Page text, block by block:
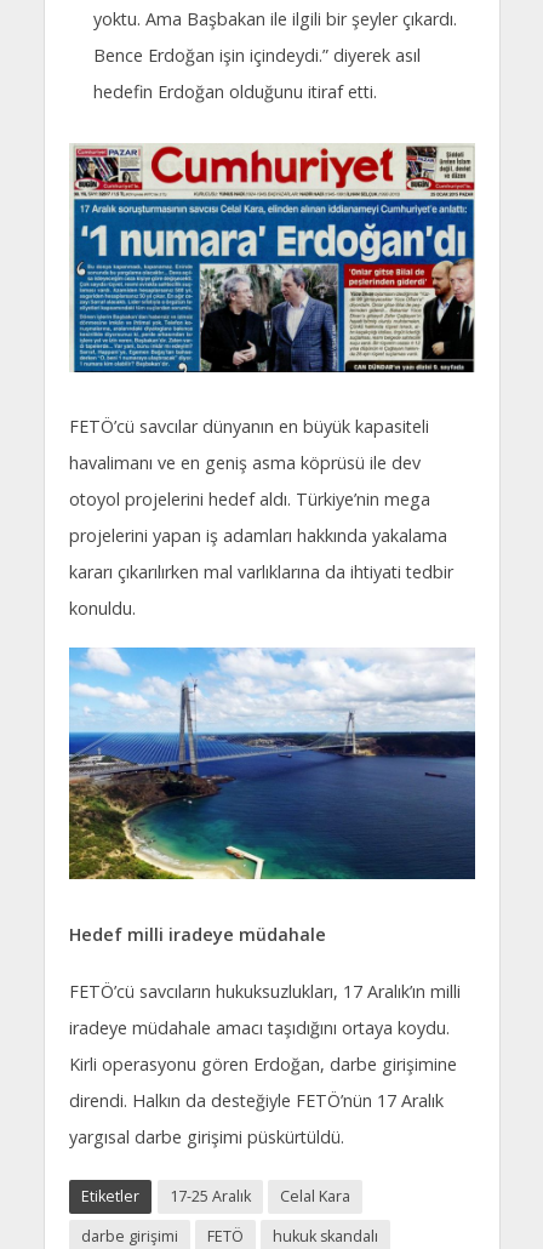
yoktu. Ama Başbakan ile ilgili bir şeyler çıkardı.
Bence Erdoğan işin içindeydi.” diyerek asıl
hedefin Erdoğan olduğunu itiraf etti.
FETÖ’cü savcılar dünyanın en büyük kapasiteli
havalimanı ve en geniş asma köprüsü ile dev
otoyol projelerini hedef aldı. Türkiye’nin mega
projelerini yapan iş adamları hakkında yakalama
kararı çıkarılırken mal varlıklarına da ihtiyati tedbir
konuldu.
Hedef milli iradeye müdahale
FETÖ’cü savcıların hukuksuzlukları, 17 Aralık’ın milli
iradeye müdahale amacı taşıdığını ortaya koydu.
Kirli operasyonu gören Erdoğan, darbe girişimine
direndi. Halkın da desteğiyle FETÖ’nün 17 Aralık
yargısal darbe girişimi püskürtüldü.
Etiketler 17-25 Aralık
Celal Kara
darbe girişimi
FETÖ
hukuk skandalı